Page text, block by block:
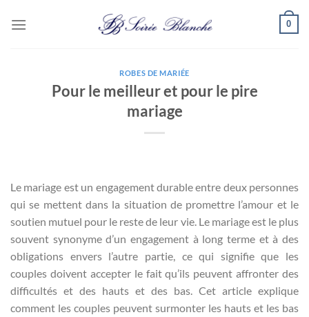
0
ROBES DE MARIÉE
Pour le meilleur et pour le pire
mariage
Le mariage est un engagement durable entre deux personnes
qui se mettent dans la situation de promettre l’amour et le
soutien mutuel pour le reste de leur vie. Le mariage est le plus
souvent synonyme d’un engagement à long terme et à des
obligations envers l’autre partie, ce qui signifie que les
couples doivent accepter le fait qu’ils peuvent affronter des
difficultés et des hauts et des bas. Cet article explique
comment les couples peuvent surmonter les hauts et les bas